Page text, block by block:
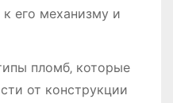
его механизму и
пломб‚ которые
от конструкции